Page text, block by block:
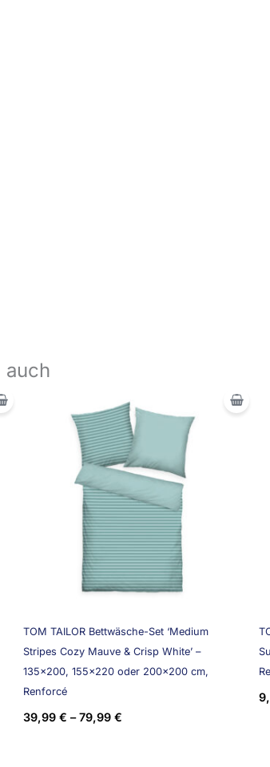
auch
TOM TAILOR Bettwäsche-Set ‘Medium
Stripes Cozy Mauve & Crisp White’ –
135×200, 155×220 oder 200×200 cm,
Renforcé
39,99 € –79,99 €